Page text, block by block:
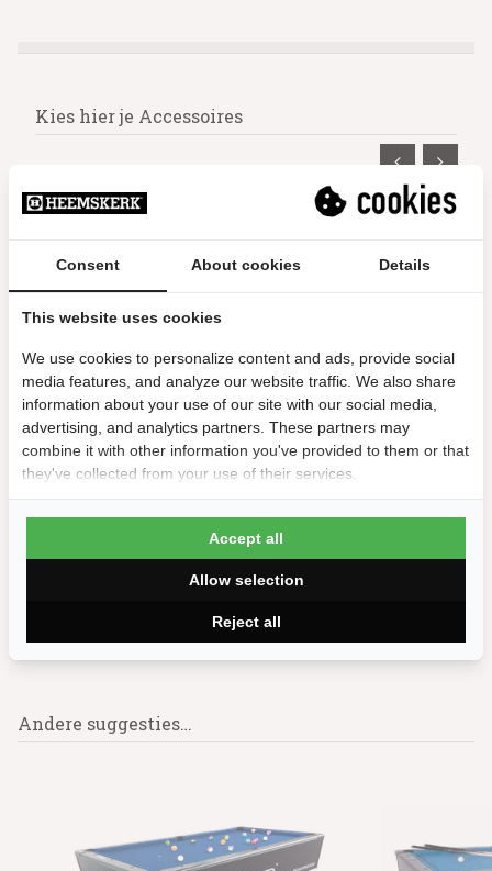
Kies hier je Accessoires
Biljart afdekzeil 7 ft
20.99
Aantal
Poolballen
Meer info
Andere suggesties…
Consent About cookies Details
This website uses cookies
We use cookies to personalize content and ads, provide social
media features, and analyze our website traffic. We also share
information about your use of our site with our social media,
advertising, and analytics partners. These partners may
combine it with other information you've provided to them or that
they've collected from your use of their services.
Reject all
Allow selection
Accept all